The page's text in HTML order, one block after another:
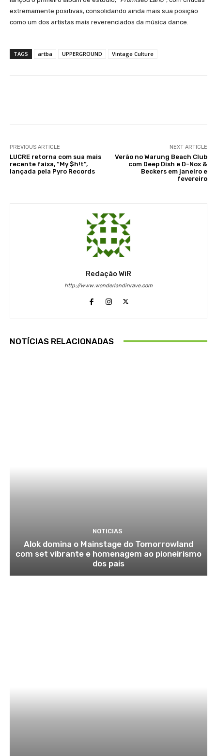
extremamente positivas, consolidando ainda mais sua posição
como um dos artistas mais reverenciados da música dance.
TAGS artba UPPERGROUND Vintage Culture
PREVIOUS ARTICLE
LUCRE retorna com sua mais
recente faixa, “My $h!t”,
lançada pela Pyro Records
NEXT ARTICLE
Verão no Warung Beach Club
com Deep Dish e D-Nox &
Beckers em janeiro e
fevereiro
Redação WiR
http://www.wonderlandinrave.com
NOTÍCIAS RELACIONADAS
NOTICIAS
Alok domina o Mainstage do Tomorrowland
com set vibrante e homenagem ao pioneirismo
dos pais